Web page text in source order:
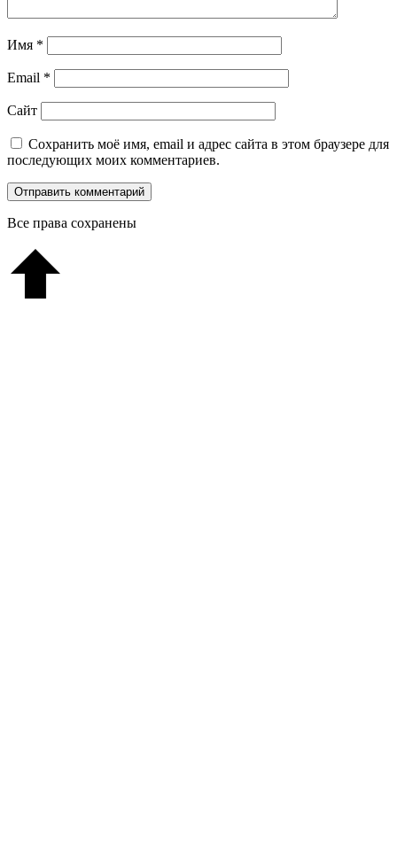
Имя *
Email *
Сайт
Сохранить моё имя, email и адрес сайта в этом браузере для
последующих моих комментариев.
Все права сохранены